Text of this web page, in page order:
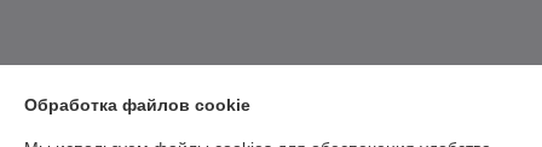
Обработка файлов cookie